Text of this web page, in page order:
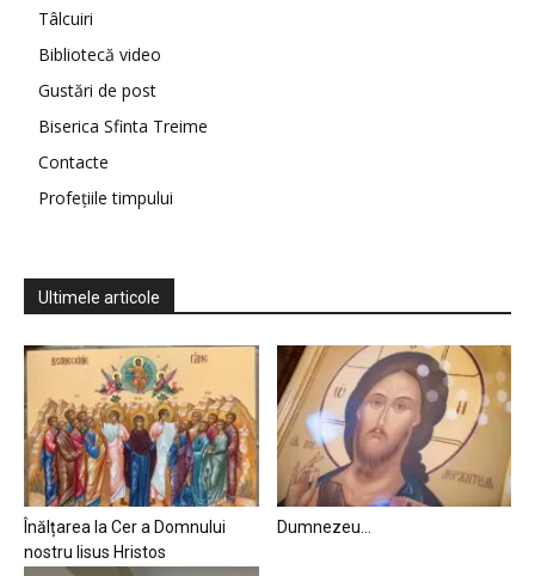
Tâlcuiri
Bibliotecă video
Gustări de post
Biserica Sfinta Treime
Contacte
Profețiile timpului
Ultimele articole
Înălțarea la Cer a Domnului
nostru Iisus Hristos
Dumnezeu…